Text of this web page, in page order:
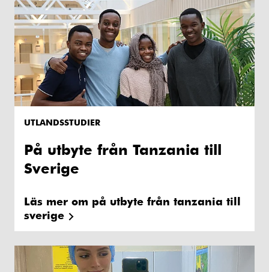
UTLANDSSTUDIER
På utbyte från Tanzania till
Sverige
Läs mer om på utbyte från tanzania till
sverige